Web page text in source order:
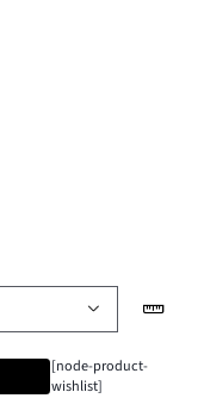
[node-product-
wishlist]